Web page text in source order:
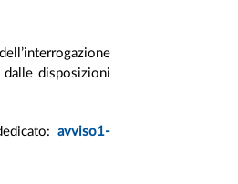
disposizioni
avviso1-